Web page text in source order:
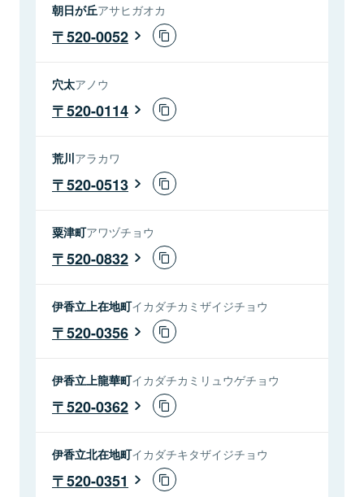
朝日が丘アサヒガオカ
520-0052
穴太アノウ
520-0114
荒川アラカワ
520-0513
粟津町アワヅチョウ
520-0832
伊香立上在地町イカダチカミザイジチョウ
520-0356
伊香立上龍華町イカダチカミリュウゲチョウ
520-0362
伊香立北在地町イカダチキタザイジチョウ
520-0351